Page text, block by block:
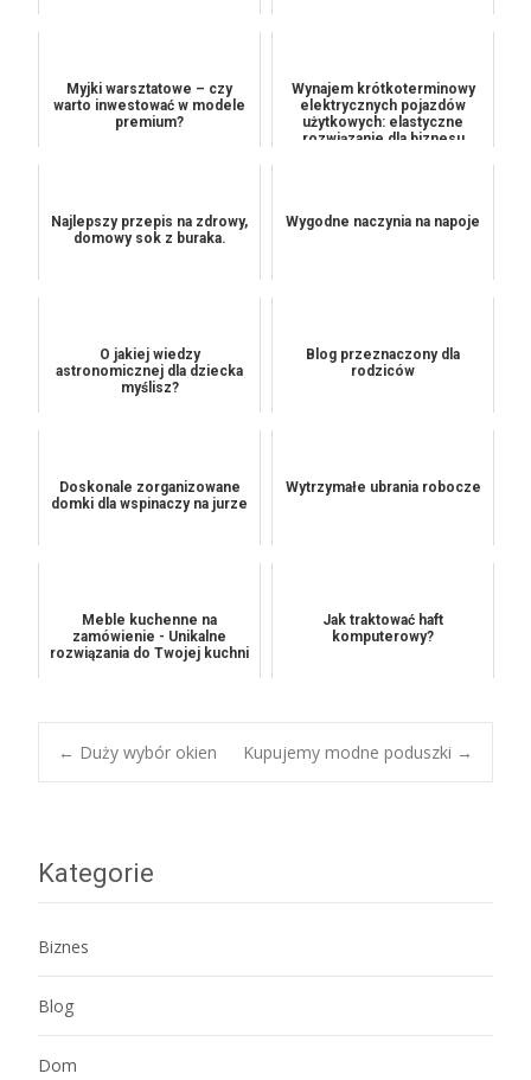
Myjki warsztatowe – czy
warto inwestować w modele
premium?
Wynajem krótkoterminowy
elektrycznych pojazdów
użytkowych: elastyczne
rozwiązanie dla biznesu
Najlepszy przepis na zdrowy,
domowy sok z buraka.
Wygodne naczynia na napoje
O jakiej wiedzy
astronomicznej dla dziecka
myślisz?
Blog przeznaczony dla
rodziców
Doskonale zorganizowane
domki dla wspinaczy na jurze
Wytrzymałe ubrania robocze
Meble kuchenne na
zamówienie - Unikalne
rozwiązania do Twojej kuchni
Jak traktować haft
komputerowy?
Post
navigation
← Duży wybór okien Kupujemy modne poduszki →
Kategorie
Biznes
Blog
Dom